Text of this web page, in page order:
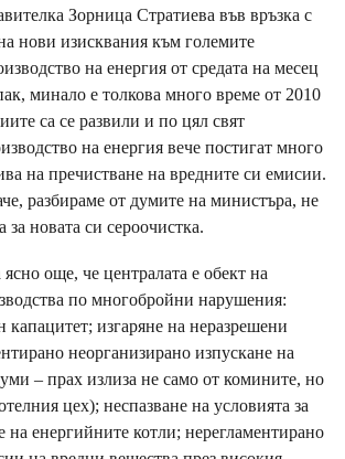
Зорница Стратиева във връзка с
нови изисквания към големите
на енергия от средата на месец
минало е толкова много време от 2010
са се развили и по цял свят
на енергия вече постигат много
на пречистване на вредните си емисии.
разбираме от думите на министъра, не
за новата си сероочистка.
още, че централата е обект на
по многобройни нарушения:
капацитет; изгаряне на неразрешени
неорганизирано изпускане на
– прах излиза не само от комините, но
цех); неспазване на условията за
на енергийните котли; нерегламентирано